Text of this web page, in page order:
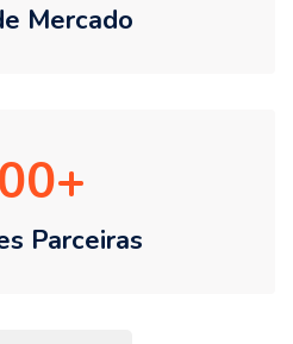
Mercado
Parceiras